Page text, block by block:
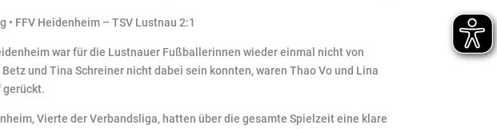
• FFV Heidenheim – TSV Lustnau 2:1
war für die Lustnauer Fußballerinnen wieder einmal nicht von
und Tina Schreiner nicht dabei sein konnten, waren Thao Vo und Lina
gerückt.
Vierte der Verbandsliga, hatten über die gesamte Spielzeit eine klare